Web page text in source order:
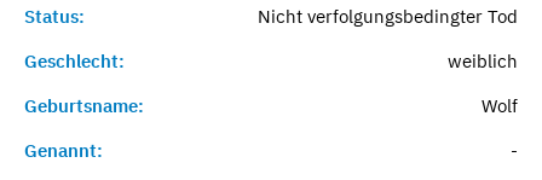
Status:
Nicht verfolgungsbedingter Tod
Geschlecht:
weiblich
Geburtsname:
Wolf
Genannt:
-